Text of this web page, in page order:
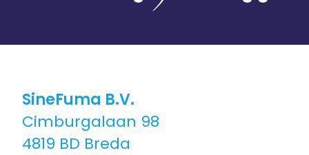
Voor jongeren
SineFuma B.V.
Cimburgalaan 98
4819 BD Breda